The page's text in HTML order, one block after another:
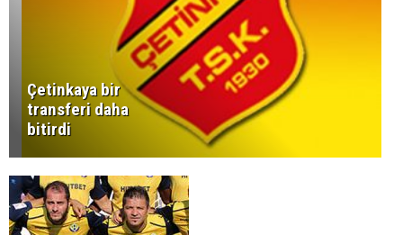
Çetinkaya bir
transferi daha
bitirdi